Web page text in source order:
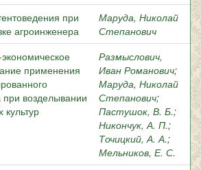
при
агроинженера
Маруда, Николай
Степанович
применения
при возделывании
Размыслович,
Иван Романович;
Маруда, Николай
Степанович;
Пастушок, В. Б.;
Никончук, А. П.;
Точицкий, А. А.;
Мельников, Е. С.